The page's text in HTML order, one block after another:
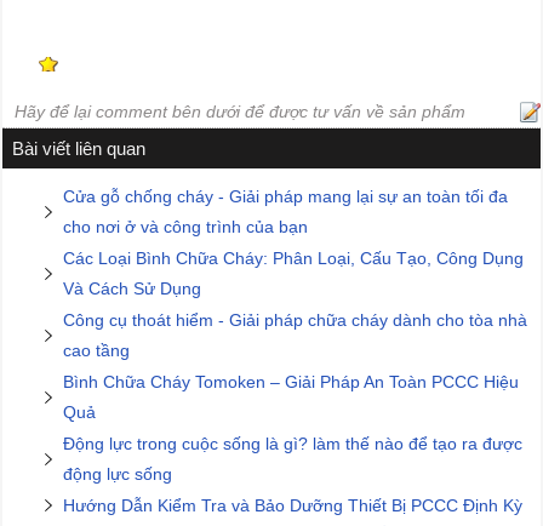
Hãy để lại comment bên dưới để được tư vấn về sản phẩm
Bài viết liên quan
Cửa gỗ chống cháy - Giải pháp mang lại sự an toàn tối đa
cho nơi ở và công trình của bạn
Các Loại Bình Chữa Cháy: Phân Loại, Cấu Tạo, Công Dụng
Và Cách Sử Dụng
Công cụ thoát hiểm - Giải pháp chữa cháy dành cho tòa nhà
cao tầng
Bình Chữa Cháy Tomoken – Giải Pháp An Toàn PCCC Hiệu
Quả
Động lực trong cuộc sống là gì? làm thế nào để tạo ra được
động lực sống
Hướng Dẫn Kiểm Tra và Bảo Dưỡng Thiết Bị PCCC Định Kỳ